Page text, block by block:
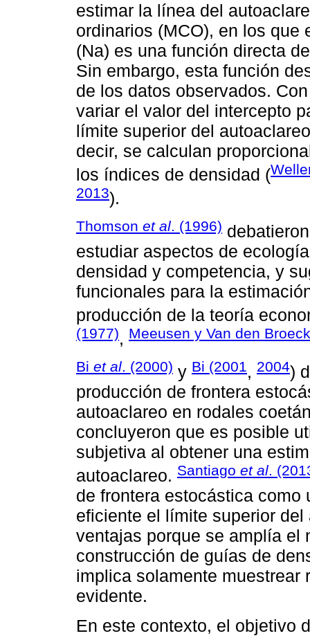
estimar la línea del
ordinarios (MCO), en los que
(Na) es una función directa
Sin embargo, esta función
de los datos observados.
variar el valor del intercepto
límite superior del
decir, se calculan
los índices de densidad (
2013).
Thomson et al . (1996)
estudiar aspectos de
densidad y competencia, y
funcionales para la
producción de la teoría
(1977), Meeusen y Van den
Bi et al. (2000) y Bi (2001, 2004)
producción de frontera
autoaclareo en rodales
concluyeron que es posible
subjetiva al obtener una
autoaclareo. Santiago et al.
de frontera estocástica como
eficiente el límite superior
ventajas porque se amplía el
construcción de guías de
implica solamente muestrear
evidente.
En este contexto, el objetivo